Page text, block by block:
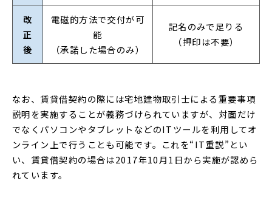
改
正
後
電磁的方法で交付が可
能
（承諾した場合のみ）
記名のみで足りる
（押印は不要）
なお、賃貸借契約の際には宅地建物取引士による重要事項
説明を実施することが義務づけられていますが、対面だけ
でなくパソコンやタブレットなどのITツールを利用してオ
ンライン上で行うことも可能です。これを“IT重説”とい
い、賃貸借契約の場合は2017年10月1日から実施が認めら
れています。